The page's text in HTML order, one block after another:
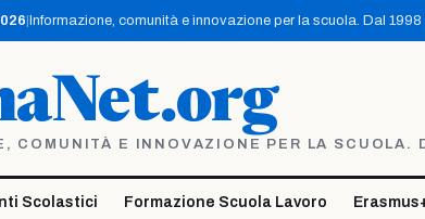
Informazione, comunità e innovazione per la scuola. Dal
COMUNITÀ E INNOVAZIONE PER LA
Scolastici Formazione Scuola Lavoro